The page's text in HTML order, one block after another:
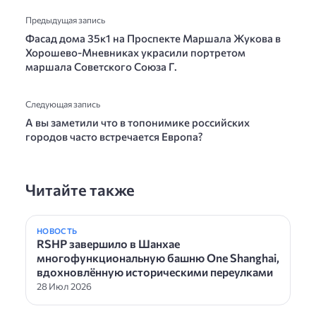
Предыдущая запись
Фасад дома 35к1 на Проспекте Маршала Жукова в
Хорошево-Мневниках украсили портретом
маршала Советского Союза Г.
Следующая запись
А вы заметили что в топонимике российских
городов часто встречается Европа?
Читайте также
НОВОСТЬ
RSHP завершило в Шанхае
многофункциональную башню One Shanghai,
вдохновлённую историческими переулками
28 Июл 2026